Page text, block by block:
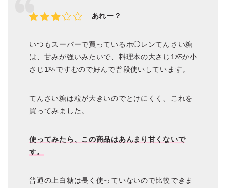
あれー？
いつもスーパーで買っているホ◯レンてんさい糖
は、甘みが強いみたいで、料理本の大さじ1杯か小
さじ1杯ですむので好んで普段使いしています。
てんさい糖は粒が大きいのでとけにくく、これを
買ってみました。
使ってみたら、この商品はあんまり甘くないで
す。
普通の上白糖は長く使っていないので比較できま